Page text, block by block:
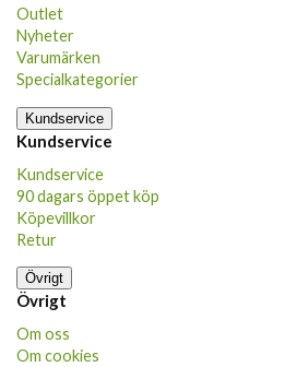
Outlet
Nyheter
Varumärken
Specialkategorier
Kundservice
Kundservice
Kundservice
90 dagars öppet köp
Köpevillkor
Retur
Övrigt
Övrigt
Om oss
Om cookies